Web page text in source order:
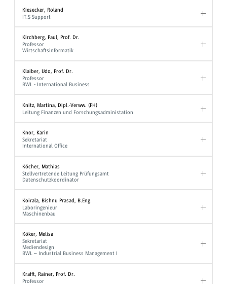
Kiesecker, Roland
IT.S Support
Kirchberg, Paul, Prof. Dr.
Professor
Wirtschaftsinformatik
Klaiber, Udo, Prof. Dr.
Professor
BWL - International Business
Knitz, Martina, Dipl.-Verww. (FH)
Leitung Finanzen und Forschungsadministation
Knor, Karin
Sekretariat
International Office
Köcher, Mathias
Stellvertretende Leitung Prüfungsamt
Datenschutzkoordinator
Koirala, Bishnu Prasad, B.Eng.
Laboringenieur
Maschinenbau
Köker, Melisa
Sekretariat
Mediendesign
BWL – Industrial Business Management I
Krafft, Rainer, Prof. Dr.
Professor